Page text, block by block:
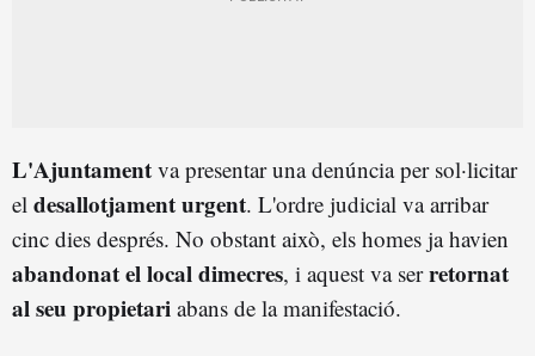
L'Ajuntament va presentar una denúncia per sol·licitar
el desallotjament urgent. L'ordre judicial va arribar
cinc dies després. No obstant això, els homes ja havien
abandonat el local dimecres, i aquest va serretornat
al seu propietari abans de la manifestació.